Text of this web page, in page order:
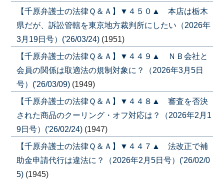
【千原弁護士の法律Ｑ＆Ａ】▼４５０▲ 本店は栃木
県だが、訴訟管轄を東京地方裁判所にしたい（2026年
3月19日号）('26/03/24) (1951)
【千原弁護士の法律Ｑ＆Ａ】▼４４９▲ ＮＢ会社と
会員の関係は取適法の規制対象に？（2026年3月5日
号）('26/03/09) (1949)
【千原弁護士の法律Ｑ＆Ａ】▼４４８▲ 審査を否決
された商品のクーリング・オフ対応は？（2026年2月1
9日号）('26/02/24) (1947)
【千原弁護士の法律Ｑ＆Ａ】▼４４７▲ 法改正で補
助金申請代行は違法に？（2026年2月5日号）('26/02/0
5) (1945)